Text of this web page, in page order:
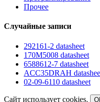
Прочее
Случайные записи
292161-2 datasheet
170M5008 datasheet
6588612-7 datasheet
ACC35DRAH
02-09-6110 datasheet
Сайт использует cookies.